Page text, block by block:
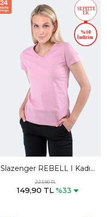
Slazenger REBELL I Kadın
Slim Fıt V Yaka Pembe
Tişört
223,90 TL
149,90 TL %33